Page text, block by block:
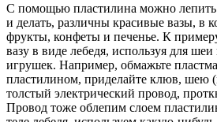
С помощью пластилина можно
и делать, различны красивые вазы, в
фрукты, конфеты и печенье. К
вазу в виде лебедя, используя для
игрушек. Например, обмажьте
пластилином, приделайте клюв, шею
толстый электрический провод,
Провод тоже облепим слоем